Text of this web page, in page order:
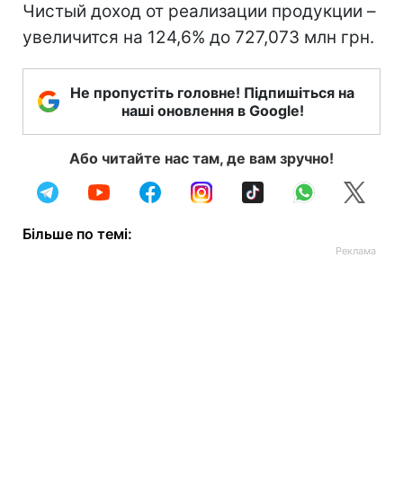
Чистый доход от реализации продукции –
увеличится на 124,6% до 727,073 млн грн.
Не пропустіть головне! Підпишіться на
наші оновлення в Google!
Або читайте нас там, де вам зручно!
Більше по темі: